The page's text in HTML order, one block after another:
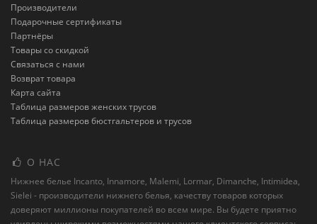
Производители
Подарочные сертификаты
Партнёры
Товары со скидкой
Связаться с нами
Возврат товара
Карта сайта
Таблица размеров женских трусов
Таблица размеров бюстгальтеров и трусов
О НАС
Нижнее белье Incanto, Innamore, Malemi, Lormar, Dimanche, Intimidea,
Sielei - производители нижнего белья, качеству товаров которых
доверяют миллионы покупателей во всем мире. Вы будете приятно